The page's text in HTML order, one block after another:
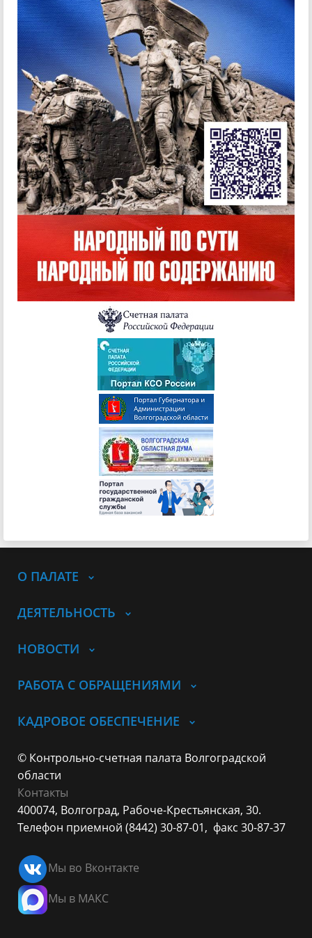
О ПАЛАТЕ
ДЕЯТЕЛЬНОСТЬ
НОВОСТИ
РАБОТА С ОБРАЩЕНИЯМИ
КАДРОВОЕ ОБЕСПЕЧЕНИЕ
© Контрольно-счетная палата Волгоградской
области
Контакты
400074, Волгоград, Рабоче-Крестьянская, 30.
Телефон приемной (8442) 30-87-01, факс 30-87-37
Мы во Вконтакте
Мы в МАКС